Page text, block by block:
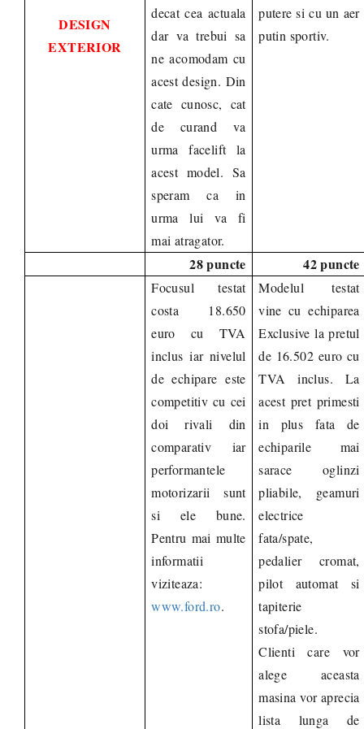
DESIGN
EXTERIOR
decat cea actuala
dar va trebui sa
ne acomodam cu
acest design. Din
cate cunosc, cat
de curand va
urma facelift la
acest model. Sa
speram ca in
urma lui va fi
mai atragator.
putere si cu un aer
putin sportiv.
28 puncte 42 puncte
Focusul testat
costa 18.650
euro cu TVA
inclus iar nivelul
de echipare este
competitiv cu cei
doi rivali din
comparativ iar
performantele
motorizarii sunt
si ele bune.
Pentru mai multe
informatii
viziteaza:
www.ford.ro.
Modelul testat
vine cu echiparea
Exclusive la pretul
de 16.502 euro cu
TVA inclus. La
acest pret primesti
in plus fata de
echiparile mai
sarace oglinzi
pliabile, geamuri
electrice
fata/spate,
pedalier cromat,
pilot automat si
tapiterie
stofa/piele.
Clienti care vor
alege aceasta
masina vor aprecia
lista lunga de